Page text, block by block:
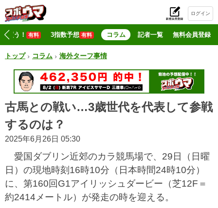
ログイン
買う！ 有料 3指数予想 有料 コラム 記者一覧 無料会員登録
トップ コラム 海外ターフ事情
古馬との戦い…3歳世代を代表して参戦
するのは？
2025年6月26日 05:30
愛国ダブリン近郊のカラ競馬場で、29日（日曜
日）の現地時刻16時10分（日本時間24時10分）
に、第160回G1アイリッシュダービー（芝12F＝
約2414メートル）が発走の時を迎える。